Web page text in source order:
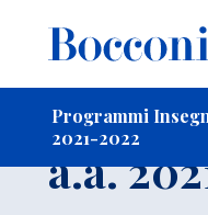
Programmi
2021-2022
-
a.a.